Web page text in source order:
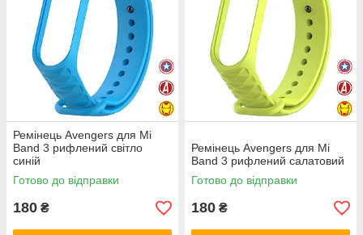
Ремінець Avengers для Mi
Band 3 рифлений світло
синій
Готово до відправки
180 ₴
Ремінець Avengers для Mi
Band 3 рифлений салатовий
Готово до відправки
180 ₴